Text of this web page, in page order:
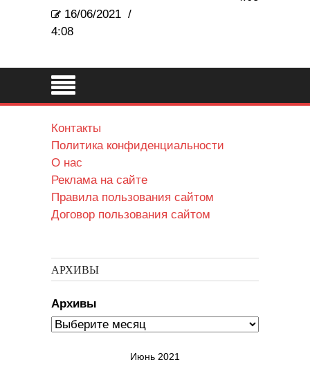
16/06/2021 /
4:08
Контакты
Политика конфиденциальности
О нас
Реклама на сайте
Правила пользования сайтом
Договор пользования сайтом
АРХИВЫ
Архивы
Июнь 2021